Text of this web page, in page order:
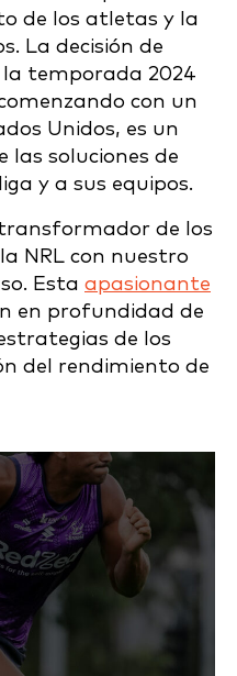
de los atletas y la
La decisión de
temporada 2024
con un
Unidos, es un
las soluciones de
y a sus equipos.
de los
NRL con nuestro
Esta apasionante
en profundidad de
de los
del rendimiento de